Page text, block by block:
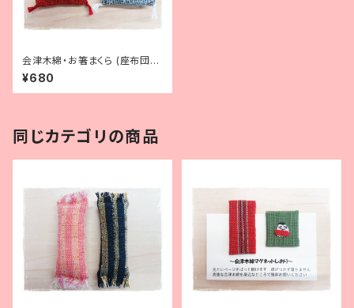
会津木綿・お箸まくら (座布団タ
イプ 2個セット) - Chopsticks
Rest [Cushon shape]
¥680
同じカテゴリの商品